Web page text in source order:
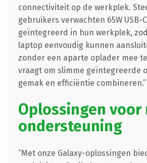
connectiviteit op de werkplek.
gebruikers verwachten 65W USB-
geïntegreerd in hun werkplek,
laptop eenvoudig kunnen
zonder een aparte oplader mee
vraagt om slimme geïntegreerde
gemak en efficiëntie combineren.”
Oplossingen voor
ondersteuning
“Met onze Galaxy-oplossingen